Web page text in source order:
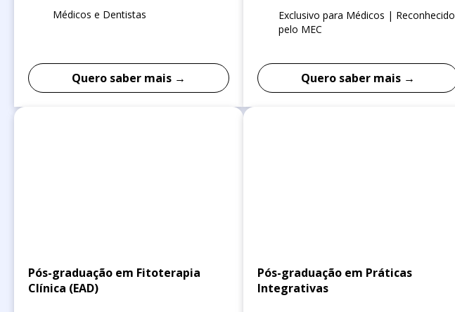
Médicos e Dentistas
Quero saber mais →
Exclusivo para Médicos | Reconhecido
pelo MEC
Quero saber mais →
Pós-graduação em Fitoterapia
Clínica (EAD)
Pós-graduação em Práticas
Integrativas